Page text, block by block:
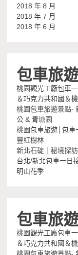
2018 年 8 月
2018 年 7 月
2018 年 6 月
包車旅
桃園觀光工廠包車
＆巧克力共和國＆
桃園包車旅遊景點-
公 & 青塘園
桃園包車旅遊│包車
豐紅樹林
新北石碇｜秘境探
台北/新北包車一日
明山花季
包車旅
桃園觀光工廠包車
＆巧克力共和國＆
桃園包車旅遊景點-